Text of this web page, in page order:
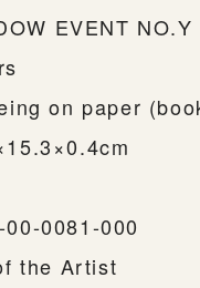
EVENT NO.Y
on paper
0081-000
the Artist